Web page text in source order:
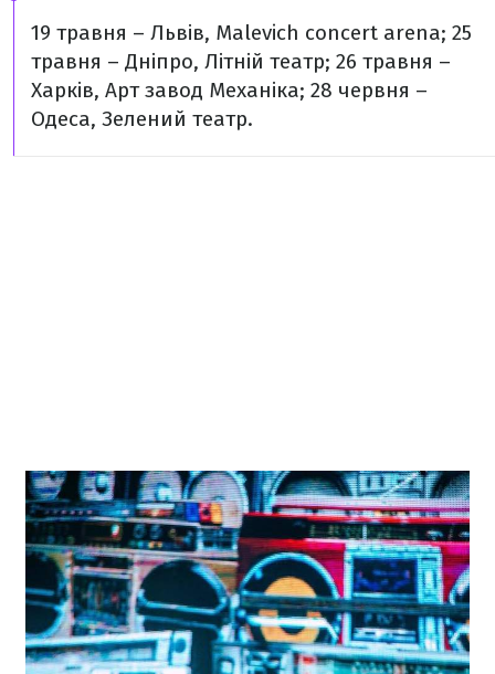
19 травня – Львів, Malevich concert arena; 25
травня – Дніпро, Літній театр; 26 травня –
Харків, Арт завод Механіка; 28 червня –
Одеса, Зелений театр.